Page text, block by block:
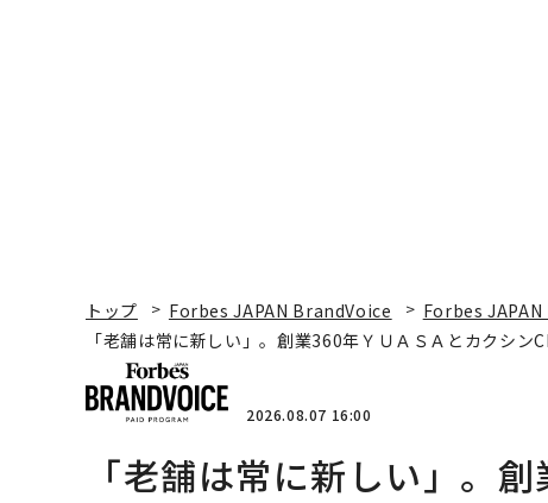
トップ Forbes JAPAN BrandVoice
Forbes
「老舗は常に新しい」。創業360年ＹＵＡＳＡとカクシン
2026.08.07 16:00
「老舗は常に新しい」。